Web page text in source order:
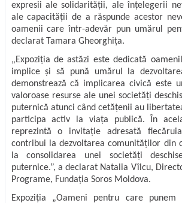
expresii ale solidarității, ale înțelegerii
ale capacității de a răspunde acestor
oamenii care într-adevăr pun umărul
declarat Tamara Gheorghița.
„Expoziția de astăzi este dedicată
implice și să pună umărul la
demonstrează că implicarea civică este
valoroase resurse ale unei societăți
puternică atunci când cetățenii au
participa activ la viața publică. În
reprezintă o invitație adresată
contribui la dezvoltarea comunităților din
la consolidarea unei societăți
puternice.”, a declarat Natalia Vîlcu,
Programe, Fundația Soros Moldova.
Expoziția „Oameni pentru care